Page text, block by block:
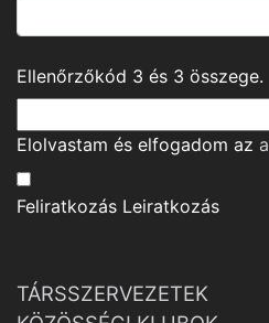
Ellenőrzőkód 3 és 3 összege.
Elolvastam és elfogadom az
Feliratkozás Leiratkozás
TÁRSSZERVEZETEK